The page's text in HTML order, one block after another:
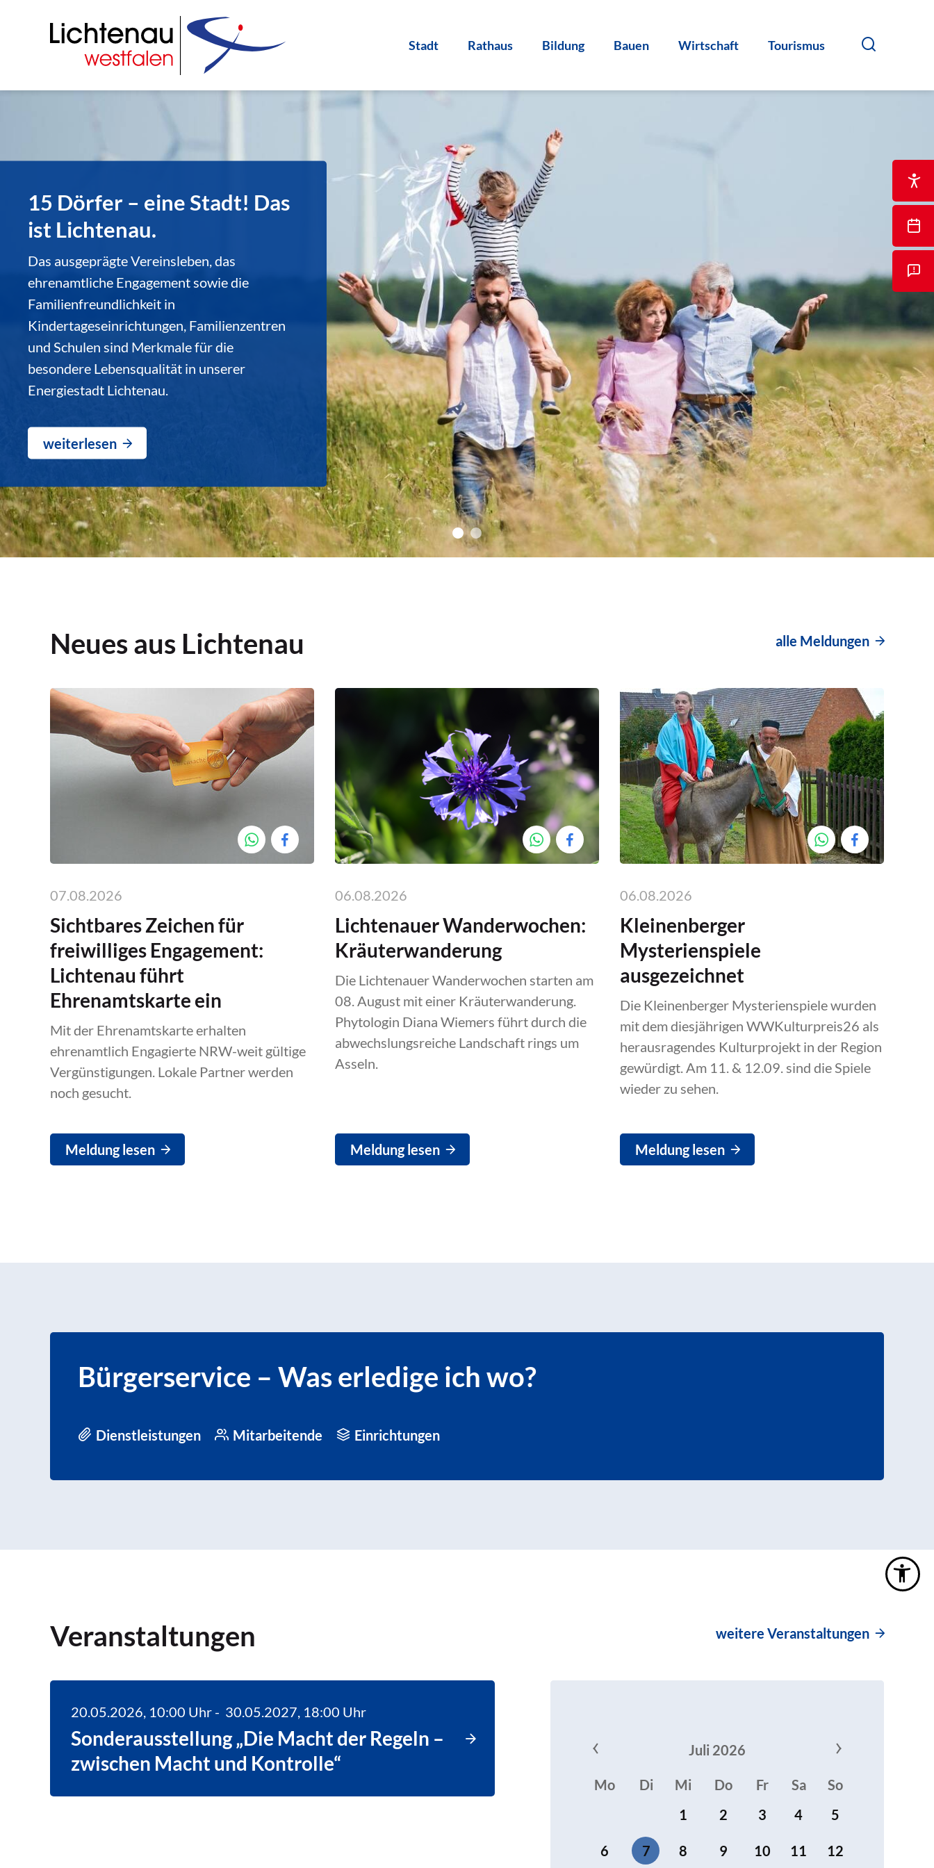
Stadt Rathaus Bildung Bauen Wirtschaft Tourismus
15 Dörfer – eine Stadt! Das
ist Lichtenau.
Das ausgeprägte Vereinsleben, das
ehrenamtliche Engagement sowie die
Familienfreundlichkeit in
Kindertageseinrichtungen, Familienzentren
und Schulen sind Merkmale für die
besondere Lebensqualität in unserer
Energiestadt Lichtenau.
weiterlesen
Neues aus Lichtenau alle Meldungen
07.08.2026
Sichtbares Zeichen für
freiwilliges Engagement:
Lichtenau führt
Ehrenamtskarte ein
Mit der Ehrenamtskarte erhalten
ehrenamtlich Engagierte NRW-weit gültige
Vergünstigungen. Lokale Partner werden
noch gesucht.
Meldung lesen
06.08.2026
Lichtenauer Wanderwochen:
Kräuterwanderung
Die Lichtenauer Wanderwochen starten am
08. August mit einer Kräuterwanderung.
Phytologin Diana Wiemers führt durch die
abwechslungsreiche Landschaft rings um
Asseln.
Meldung lesen
06.08.2026
Kleinenberger
Mysterienspiele
ausgezeichnet
Die Kleinenberger Mysterienspiele wurden
mit dem diesjährigen WWKulturpreis26 als
herausragendes Kulturprojekt in der Region
gewürdigt. Am 11. & 12.09. sind die Spiele
wieder zu sehen.
Meldung lesen
Bürgerservice – Was erledige ich wo?
Dienstleistungen Mitarbeitende Einrichtungen
Veranstaltungen weitere Veranstaltungen
20.05.2026, 10:00 Uhr - 30.05.2027, 18:00 Uhr
Sonderausstellung „Die Macht der Regeln –
zwischen Macht und Kontrolle“
Juli 2026
Mo Di Mi Do Fr Sa
So
1
2 3 4 5
6 7 8 9 10 11 12